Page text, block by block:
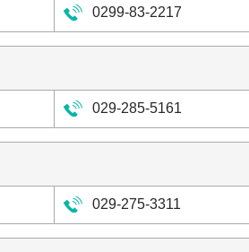
0299-83-2217
029-285-5161
029-275-3311